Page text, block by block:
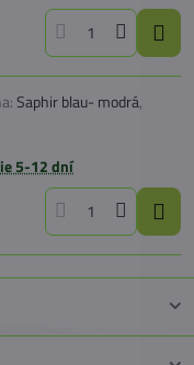
Saphir blau- modrá,
5-12 dní